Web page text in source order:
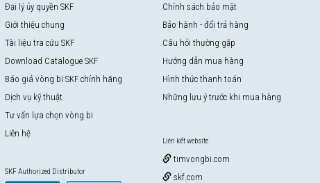
Đại lý ủy quyền SKF
Giới thiệu chung
Tài liệu tra cứu SKF
Download Catalogue SKF
Báo giá vòng bi SKF chính hãng
Dịch vụ kỹ thuật
Tư vấn lựa chọn vòng bi
Liên hệ
SKF Authorized Distributor
Chính sách bảo mật
Bảo hành - đổi trả hàng
Câu hỏi thường gặp
Hướng dẫn mua hàng
Hình thức thanh toán
Những lưu ý trước khi mua hàng
Liên kết website
timvongbi.com
skf.com